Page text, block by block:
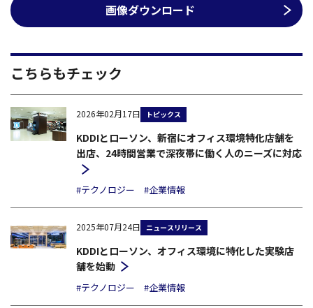
画像ダウンロード
こちらもチェック
2026年02月17日 トピックス
KDDIとローソン、新宿にオフィス環境特化店舗を
出店、24時間営業で深夜帯に働く人のニーズに対応
#テクノロジー #企業情報
2025年07月24日 ニュースリリース
KDDIとローソン、オフィス環境に特化した実験店
舗を始動
#テクノロジー #企業情報